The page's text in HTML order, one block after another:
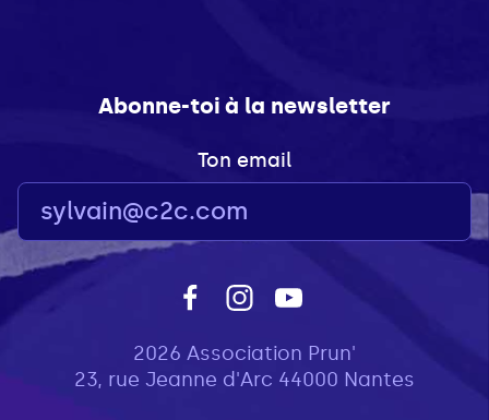
Abonne-toi à la newsletter
Ton email
2026 Association Prun'
23, rue Jeanne d'Arc 44000 Nantes